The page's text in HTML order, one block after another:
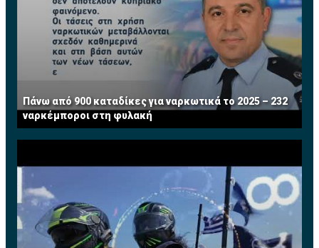
Πάνω από 900 καταδίκες για ναρκωτικά το 2025 – 232
ναρκέμποροι στη φυλακή